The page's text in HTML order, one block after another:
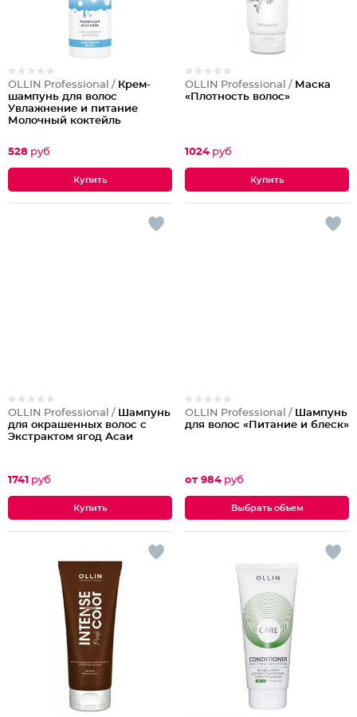
OLLIN Professional / Крем-
шампунь для волос
Увлажнение и питание
Молочный коктейль
528 руб
OLLIN Professional / Маска
«Плотность волос»
1024 руб
OLLIN Professional / Шампунь
для окрашенных волос с
Экстрактом ягод Асаи
1741 руб
OLLIN Professional / Шампунь
для волос «Питание и блеск»
от 984 руб
Выбрать объем